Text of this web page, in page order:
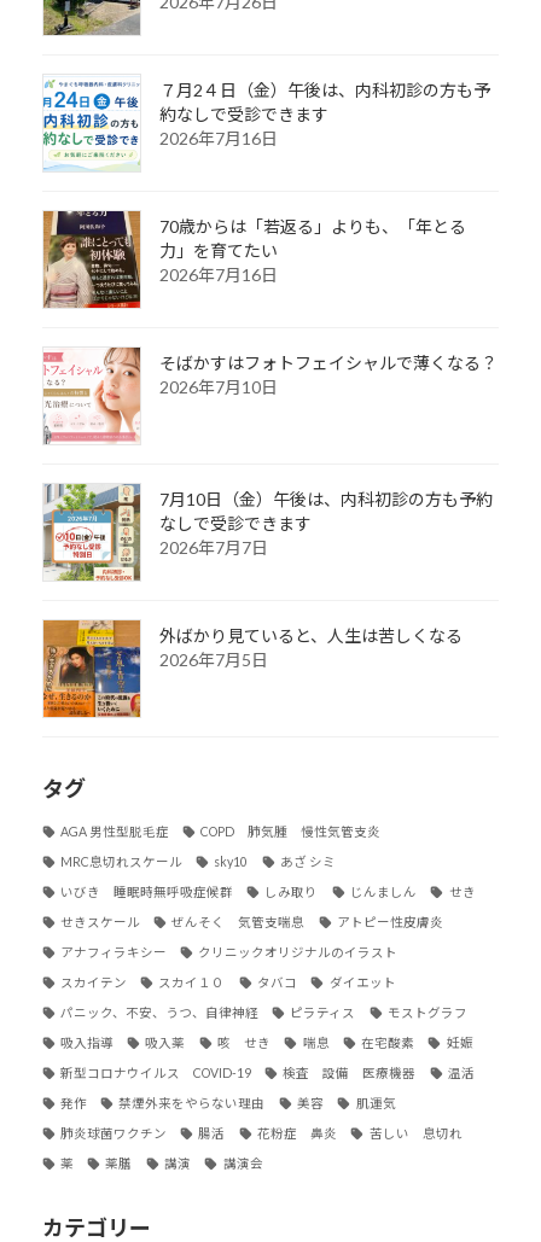
７月2４日（金）午後は、内科初診の方も予
約なしで受診できます
2026年7月16日
70歳からは「若返る」よりも、「年とる
力」を育てたい
2026年7月16日
そばかすはフォトフェイシャルで薄くなる？
2026年7月10日
7月10日（金）午後は、内科初診の方も予約
なしで受診できます
2026年7月7日
外ばかり見ていると、人生は苦しくなる
2026年7月5日
タグ
AGA 男性型脱毛症 COPD 肺気腫 慢性気管支炎
MRC息切れスケール sky10 あざ シミ
いびき 睡眠時無呼吸症候群 しみ取り じんましん せき
せきスケール ぜんそく 気管支喘息 アトピー性皮膚炎
アナフィラキシー クリニックオリジナルのイラスト
スカイテン スカイ１０ タバコ ダイエット
パニック、不安、うつ、自律神経 ピラティス モストグラフ
吸入指導 吸入薬 咳 せき 喘息 在宅酸素 妊娠
新型コロナウイルス COVID-19 検査 設備 医療機器 温活
発作 禁煙外来をやらない理由 美容 肌運気
肺炎球菌ワクチン 腸活 花粉症 鼻炎 苦しい 息切れ
薬 薬膳 講演 講演会
カテゴリー